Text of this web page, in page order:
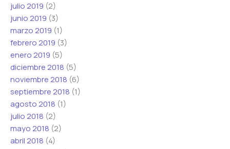
julio 2019 (2)
junio 2019 (3)
marzo 2019 (1)
febrero 2019 (3)
enero 2019 (5)
diciembre 2018 (5)
noviembre 2018 (6)
septiembre 2018 (1)
agosto 2018 (1)
julio 2018 (2)
mayo 2018 (2)
abril 2018 (4)